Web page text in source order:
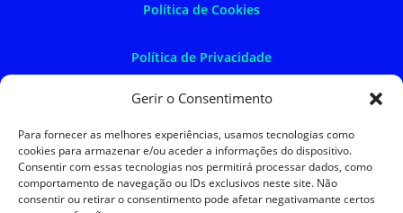
Gerir o Consentimento
Para fornecer as melhores experiências, usamos tecnologias como
cookies para armazenar e/ou aceder a informações do dispositivo.
Consentir com essas tecnologias nos permitirá processar dados, como
comportamento de navegação ou IDs exclusivos neste site. Não
consentir ou retirar o consentimento pode afetar negativamante certos
Política de Cookies
Política de Privacidade
Política de Devoluções
Termos e Condições
Resolução de Litígios